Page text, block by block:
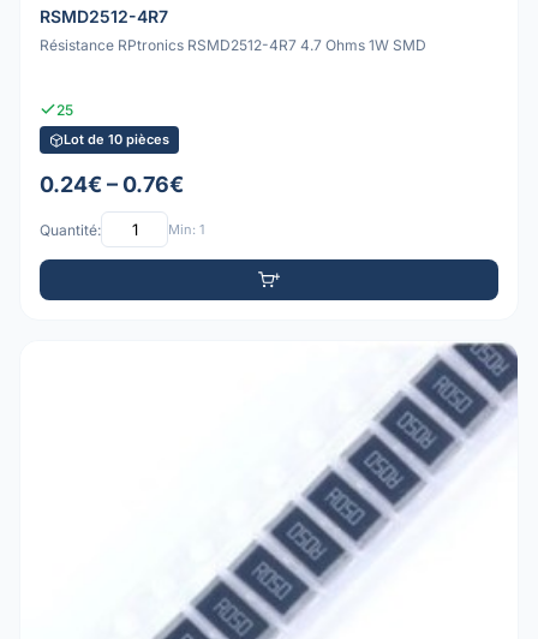
RSMD2512-4R7
Résistance RPtronics RSMD2512-4R7 4.7 Ohms 1W SMD
25
Lot de 10 pièces
0.24€ – 0.76€
Quantité: Min: 1